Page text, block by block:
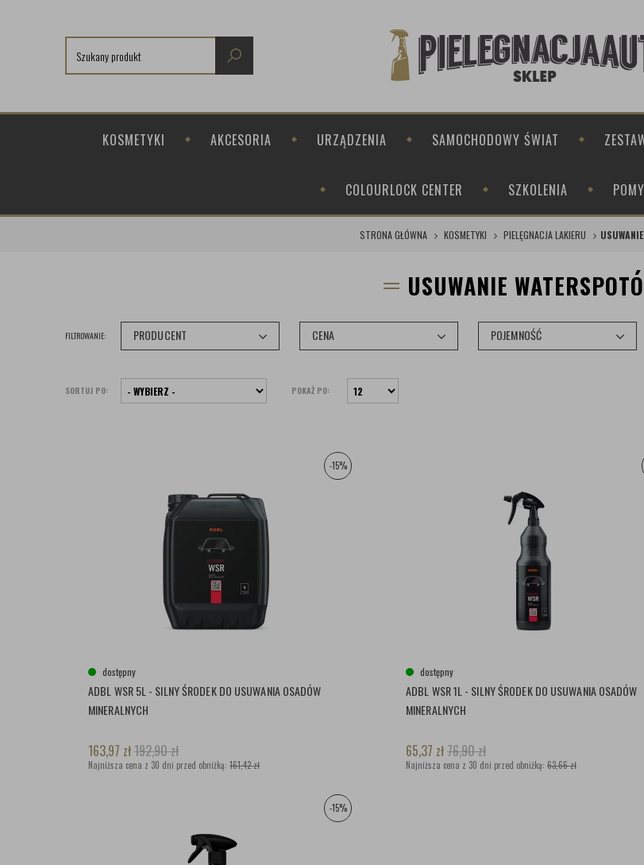
KOSMETYKI AKCESORIA URZĄDZENIA SAMOCHODOWY ŚWIAT
COLOURLOCK CENTER SZKOLENIA
STRONA GŁÓWNA KOSMETYKI PIELĘGNACJA LAKIERU
USUWANIE
FILTROWANIE: PRODUCENT CENA POJEMNOŚĆ
SORTUJ PO: POKAŻ PO:
-15%
dostępny
ADBL WSR 5L - SILNY ŚRODEK DO USUWANIA OSADÓW
MINERALNYCH
163,97 zł192,90zł
Najniższa cena z 30 dni przed obniżką: 161,42 zł
dostępny
ADBL WSR 1L - SILNY ŚRODEK DO USUWANIA OSADÓW
MINERALNYCH
65,37 zł76,90zł
Najniższa cena z 30 dni przed obniżką: 63,66 zł
-15%